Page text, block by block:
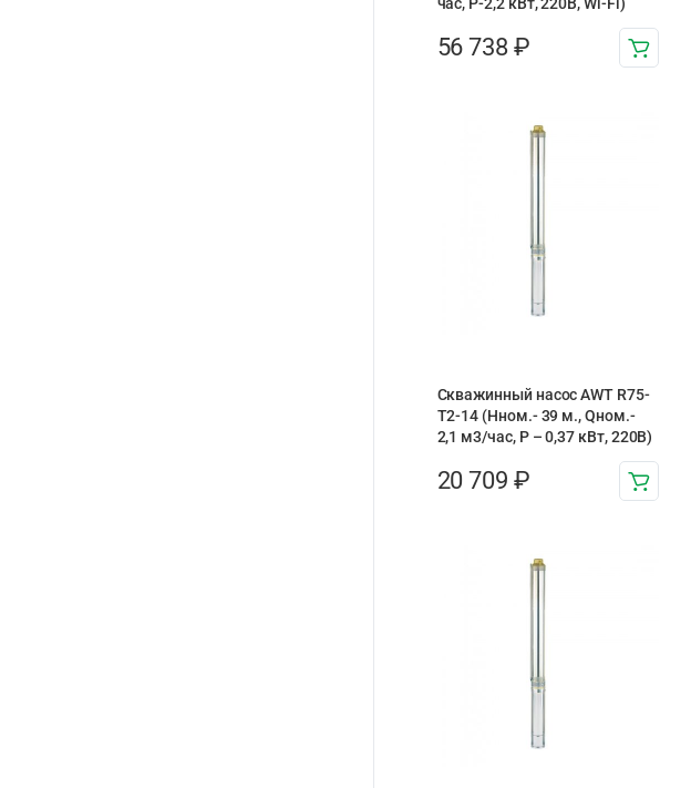
56 738₽
Скважинный насос AWT R75-
T2-14 (Нном.- 39 м., Qном.-
2,1 м3/час, Р – 0,37 кВт, 220В)
20 709₽